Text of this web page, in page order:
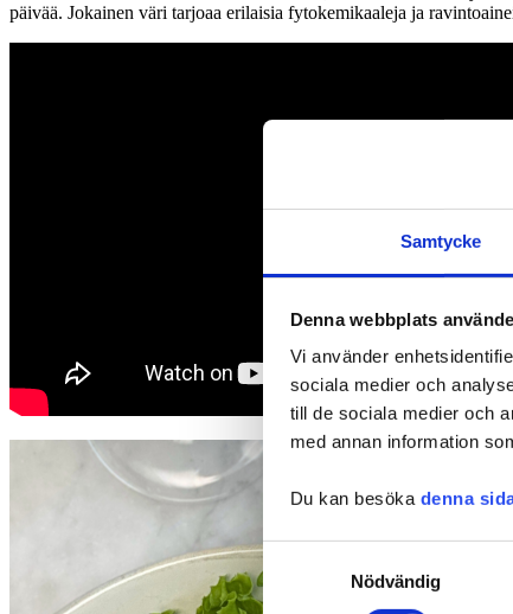
Samtycke
Denna webbplats
Vi använder
sociala medier och
till de sociala medier och
med annan information
Du kan besöka denna
Samtyckesval
Nödvändig
päivää. Jokainen väri tarjoaa erilaisia fytokemikaaleja ja